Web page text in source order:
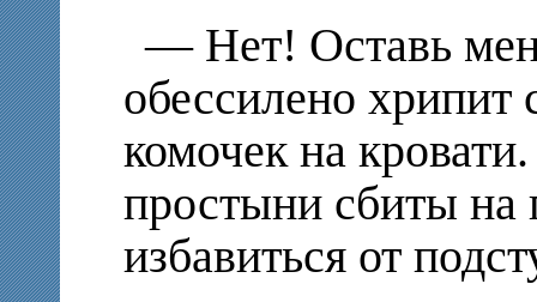
— Нет! Оставь
обессилено
комочек на
простыни сбиты на
избавиться от